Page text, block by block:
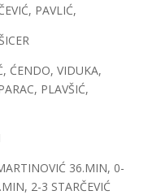
PAVLIĆ,
ĆENDO, VIDUKA,
PLAVŠIĆ,
36.MIN, 0-
2-3 STARČEVIĆ